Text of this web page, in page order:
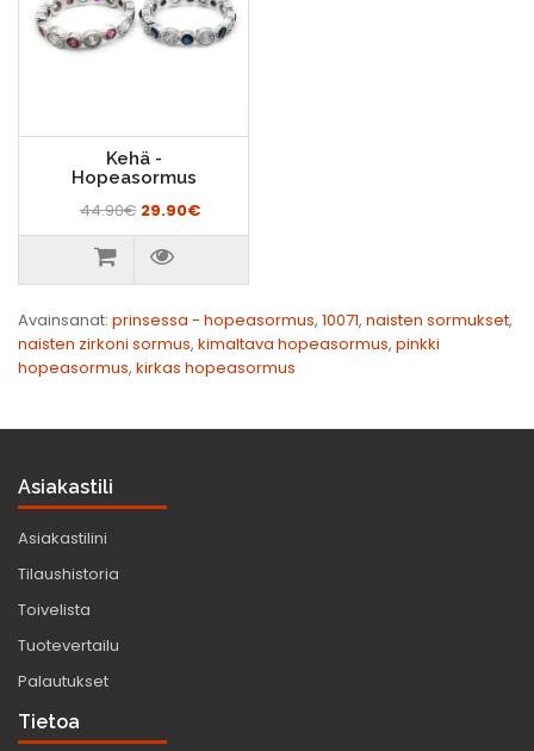
Kehä -
Hopeasormus
44.90€ 29.90€
Avainsanat: prinsessa - hopeasormus, 10071, naisten sormukset,
naisten zirkoni sormus, kimaltava hopeasormus, pinkki
hopeasormus, kirkas hopeasormus
Asiakastili
Asiakastilini
Tilaushistoria
Toivelista
Tuotevertailu
Palautukset
Tietoa